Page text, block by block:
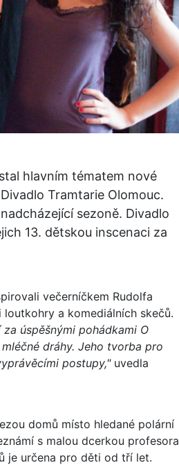
hlavním tématem nové
Tramtarie Olomouc.
sezoně. Divadlo
13. dětskou inscenaci za
večerníčkem Rudolfa
a komediálních skečů.
úspěšnými pohádkami O
dráhy. Jeho tvorba pro
postupy,"uvedla
domů místo hledané polární
s malou dcerkou profesora
je určena pro děti od tří let.